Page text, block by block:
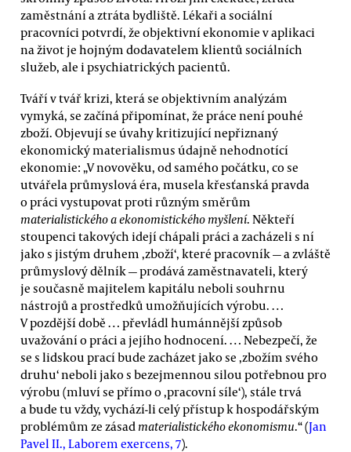
zaměstnání a ztráta bydliště. Lékaři a sociální
pracovníci potvrdí, že objektivní ekonomie v aplikaci
na život je hojným dodavatelem klientů sociálních
služeb, ale i psychiatrických pacientů.
Tváří v tvář krizi, která se objektivním analýzám
vymyká, se začíná připomínat, že práce není pouhé
zboží. Objevují se úvahy kritizující nepřiznaný
ekonomický materialismus údajně nehodnotící
ekonomie: „V novověku, od samého počátku, co se
utvářela průmyslová éra, musela křesťanská pravda
o práci vystupovat proti různým směrům
materialistického a ekonomistického myšlení. Někteří
stoupenci takových idejí chápali práci a zacházeli s ní
jako s jistým druhem ‚zboží‘, které pracovník — a zvláště
průmyslový dělník — prodává zaměstnavateli, který
je současně majitelem kapitálu neboli souhrnu
nástrojů a prostředků umožňujících výrobu. …
V pozdější době … převládl humánnější způsob
uvažování o práci a jejího hodnocení. … Nebezpečí, že
se s lidskou prací bude zacházet jako se ‚zbožím svého
druhu‘ neboli jako s bezejmennou silou potřebnou pro
výrobu (mluví se přímo o ‚pracovní síle‘), stále trvá
a bude tu vždy, vychází-li celý přístup k hospodářským
problémům ze zásad materialistického ekonomismu.“ (Jan
Pavel II., Laborem exercens, 7).